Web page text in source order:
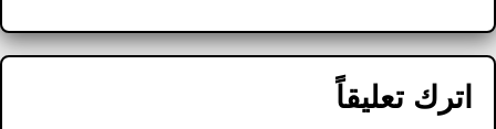
اترك تعليقاً